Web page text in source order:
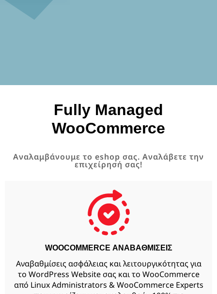
Fully Managed
WooCommerce
Αναλαμβάνουμε το eshop σας. Αναλάβετε την
επιχείρησή σας!
WOOCOMMERCE ΑΝΑΒΑΘΜΙΣΕΙΣ
Αναβαθμίσεις ασφάλειας και λειτουργικότητας για
το WordPress Website σας και το WooCommerce
από Linux Administrators & WooCommerce Experts